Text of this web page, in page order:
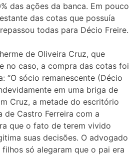
das ações da banca. Em pouco
das cotas que possuía
todas para Décio Freire.
de Oliveira Cruz, que
no caso, a compra das cotas foi
“O sócio remanescente (Décio
em uma briga de
Cruz, a metade do escritório
Castro Ferreira com a
que o fato de terem vivido
suas decisões. O advogado
só alegaram que o pai era